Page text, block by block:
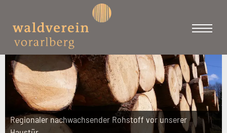
Regionaler nachwachsender Rohstoff vor unserer